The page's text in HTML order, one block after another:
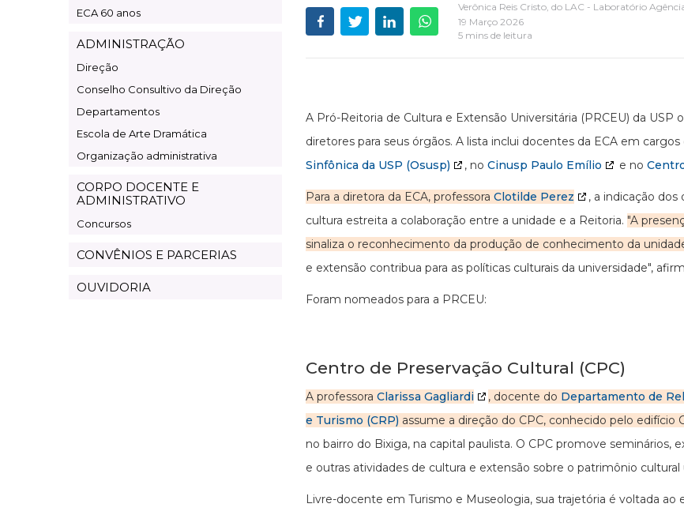
ECA 60 anos
ADMINISTRAÇÃO
Direção
Conselho Consultivo da Direção
Departamentos
Escola de Arte Dramática
Organização administrativa
CORPO DOCENTE E
ADMINISTRATIVO
Concursos
CONVÊNIOS E PARCERIAS
OUVIDORIA
Verônica Reis Cristo, do LAC - Laboratório
19 Março 2026
5 mins de leitura
A Pró-Reitoria de Cultura e Extensão Universitária (PRCEU) da
diretores para seus órgãos. A lista inclui docentes da ECA em
Sinfônica da USP (Osusp)
, no Cinusp Paulo Emílio e no
Para a diretora da ECA, professora Clotilde Perez
, a indicação
cultura estreita a colaboração entre a unidade e a Reitoria. "A
sinaliza o reconhecimento da produção de conhecimento da
e extensão contribua para as políticas culturais da universidade",
Foram nomeados para a PRCEU:
Centro de Preservação Cultural (CPC)
A professora Clarissa Gagliardi , docente do Departamento de
e Turismo (CRP) assume a direção do CPC, conhecido pelo edifício
no bairro do Bixiga, na capital paulista. O CPC promove seminários,
e outras atividades de cultura e extensão sobre o patrimônio cultural
Livre-docente em Turismo e Museologia, sua trajetória é voltada